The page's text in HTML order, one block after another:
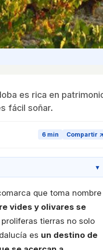
es rica en
fácil soñar.
6 min Compartir ↗
▾
que toma nombre
vides y olivares se
tierras no solo
es un destino de